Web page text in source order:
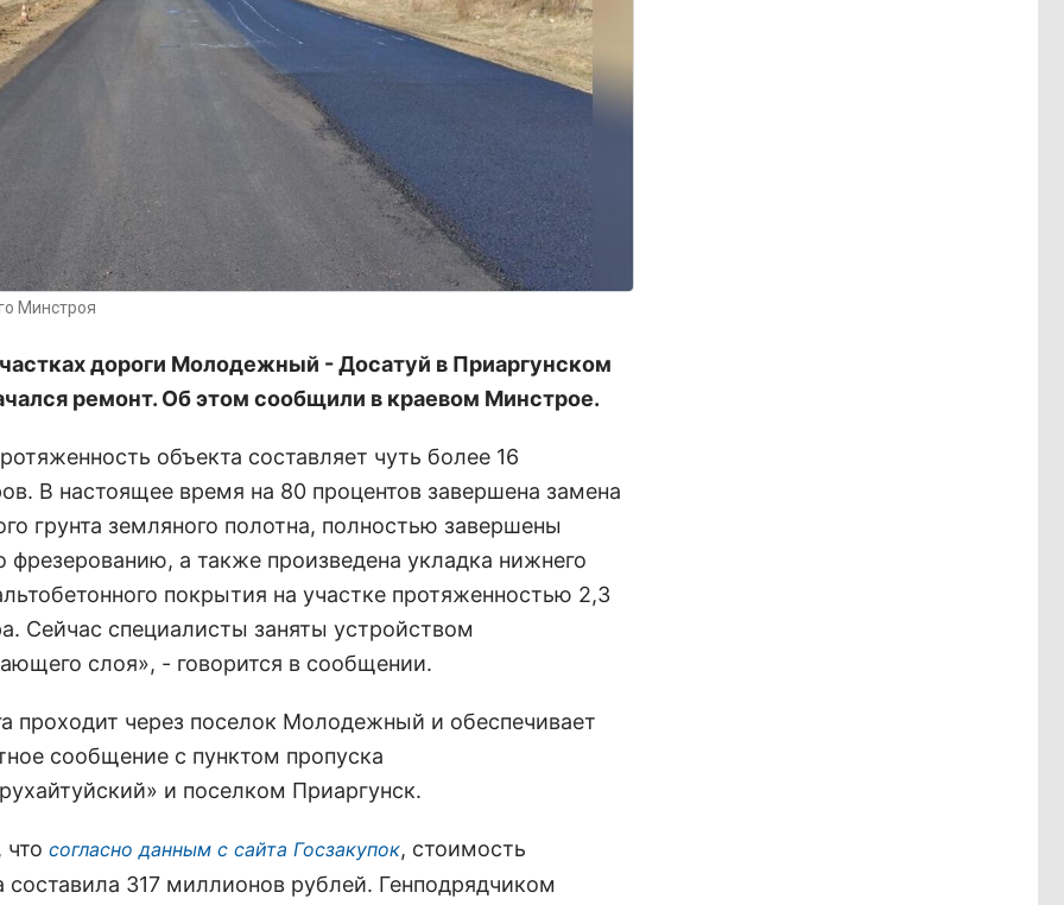
Минстроя
дороги Молодежный - Досатуй в Приаргунском
ремонт. Об этом сообщили в краевом Минстрое.
объекта составляет чуть более 16
В настоящее время на 80 процентов завершена замена
грунта земляного полотна, полностью завершены
фрезерованию, а также произведена укладка нижнего
покрытия на участке протяженностью 2,3
Сейчас специалисты заняты устройством
слоя», - говорится в сообщении.
проходит через поселок Молодежный и обеспечивает
сообщение с пунктом пропуска
и поселком Приаргунск.
согласно данным с сайта Госзакупок, стоимость
составила 317 миллионов рублей. Генподрядчиком